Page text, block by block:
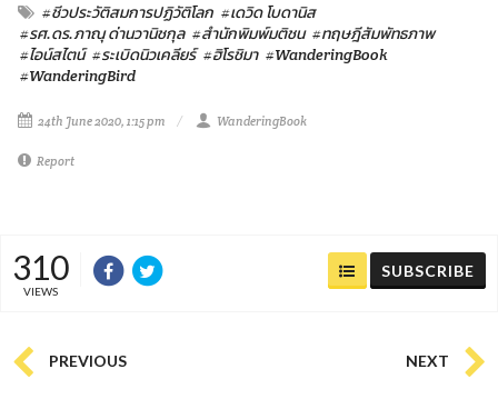
#ชีวประวัติสมการปฏิวัติโลก #เดวิด โบดานิส
#รศ.ดร.ภาณุ ด่านวานิชกุล #สำนักพิมพ์มติชน #ทฤษฎีสัมพัทธภาพ
#ไอน์สไตน์ #ระเบิดนิวเคลียร์ #ฮิโรชิมา #WanderingBook
#WanderingBird
24th June 2020, 1:15 pm WanderingBook
Report
310
VIEWS
SUBSCRIBE
PREVIOUS NEXT